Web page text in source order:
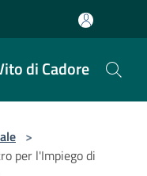
di Cadore
>
per l'Impiego di